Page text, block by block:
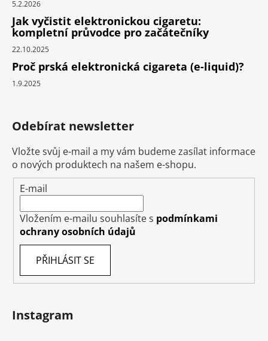
5.2.2026
Jak vyčistit elektronickou cigaretu:
kompletní průvodce pro začátečníky
22.10.2025
Proč prská elektronická cigareta (e-liquid)?
1.9.2025
Odebírat newsletter
Vložte svůj e-mail a my vám budeme zasílat informace
o nových produktech na našem e-shopu.
E-mail
Vložením e-mailu souhlasíte s podmínkami
ochrany osobních údajů
PŘIHLÁSIT SE
Instagram